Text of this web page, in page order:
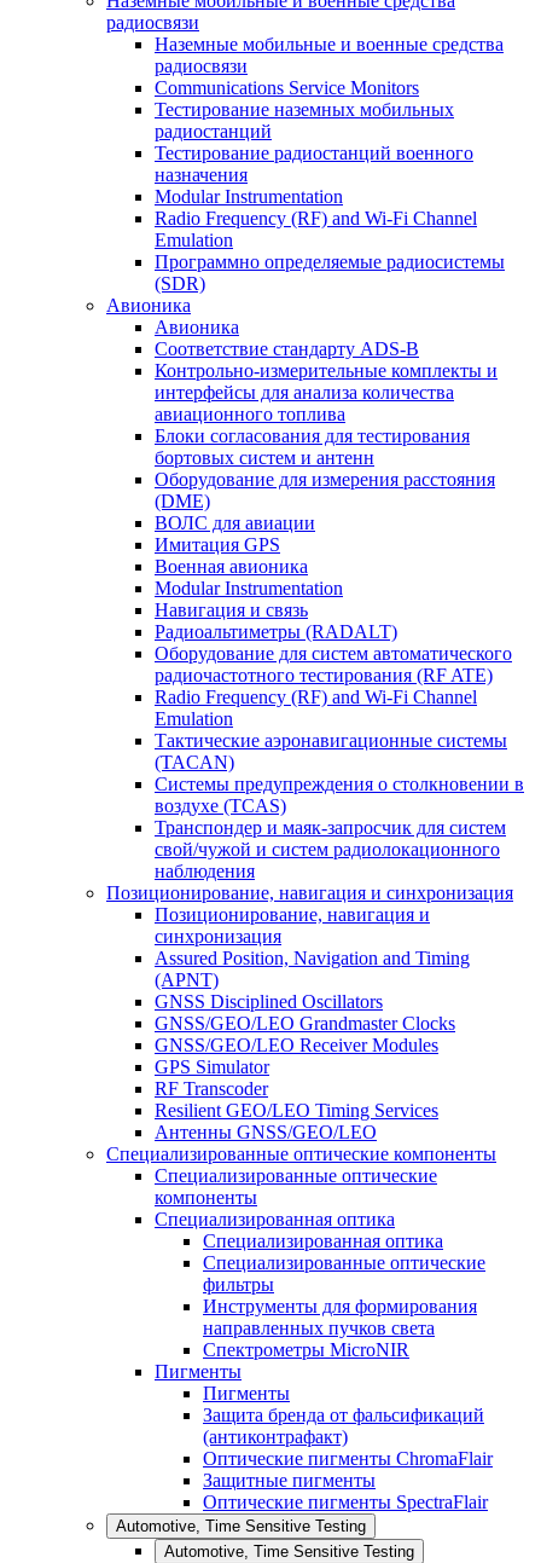
радиосвязи
Наземные мобильные и военные средства
радиосвязи
Communications Service Monitors
Тестирование наземных мобильных
радиостанций
Тестирование радиостанций военного
назначения
Modular Instrumentation
Radio Frequency (RF) and Wi-Fi Channel
Emulation
Программно определяемые радиосистемы
(SDR)
Авионика
Авионика
Соответствие стандарту ADS-B
Контрольно-измерительные комплекты и
интерфейсы для анализа количества
авиационного топлива
Блоки согласования для тестирования
бортовых систем и антенн
Оборудование для измерения расстояния
(DME)
ВОЛС для авиации
Имитация GPS
Военная авионика
Modular Instrumentation
Навигация и связь
Радиоальтиметры (RADALT)
Оборудование для систем автоматического
радиочастотного тестирования (RF ATE)
Radio Frequency (RF) and Wi-Fi Channel
Emulation
Тактические аэронавигационные системы
(TACAN)
Системы предупреждения о столкновении в
воздухе (TCAS)
Транспондер и маяк-запросчик для систем
свой/чужой и систем радиолокационного
наблюдения
Позиционирование, навигация и синхронизация
Позиционирование, навигация и
синхронизация
Assured Position, Navigation and Timing
(APNT)
GNSS Disciplined Oscillators
GNSS/GEO/LEO Grandmaster Clocks
GNSS/GEO/LEO Receiver Modules
GPS Simulator
RF Transcoder
Resilient GEO/LEO Timing Services
Антенны GNSS/GEO/LEO
Специализированные оптические компоненты
Специализированные оптические
компоненты
Специализированная оптика
Специализированная оптика
Специализированные оптические
фильтры
Инструменты для формирования
направленных пучков света
Спектрометры MicroNIR
Пигменты
Пигменты
Защита бренда от фальсификаций
(антиконтрафакт)
Оптические пигменты ChromaFlair
Защитные пигменты
Оптические пигменты SpectraFlair
Automotive, Time Sensitive Testing
Automotive, Time Sensitive Testing